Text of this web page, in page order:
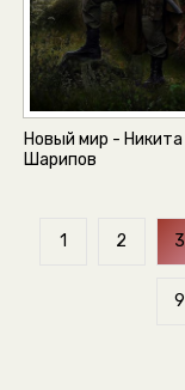
Новый мир - Никита
Шарипов
1 2 3
9